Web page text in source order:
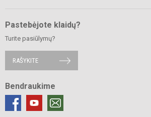
Pastebėjote klaidų?
Turite pasiūlymų?
RAŠYKITE
Bendraukime